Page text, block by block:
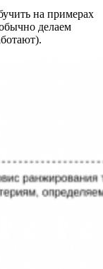
на примерах
делаем